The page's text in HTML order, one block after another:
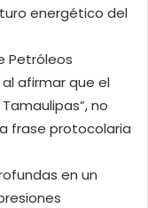
energético del
Petróleos
al afirmar que el
no
frase protocolaria
en un